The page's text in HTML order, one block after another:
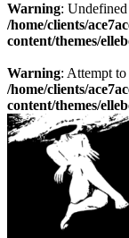
Warning:
/home/clients/
content/themes/
Warning: Attempt
/home/clients/
content/themes/